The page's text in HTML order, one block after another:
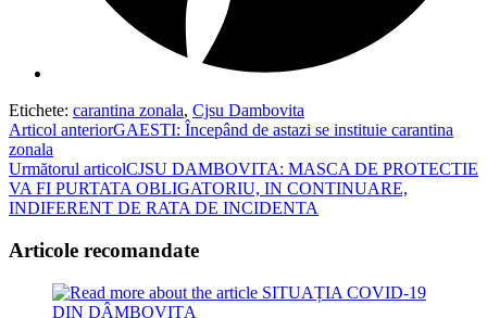
Etichete: carantina zonala, Cjsu Dambovita
Read
more
articles
Articol anteriorGAESTI: Începând de astazi se instituie carantina
zonala
Următorul articolCJSU DAMBOVITA: MASCA DE PROTECTIE
VA FI PURTATA OBLIGATORIU, IN CONTINUARE,
INDIFERENT DE RATA DE INCIDENTA
Articole recomandate